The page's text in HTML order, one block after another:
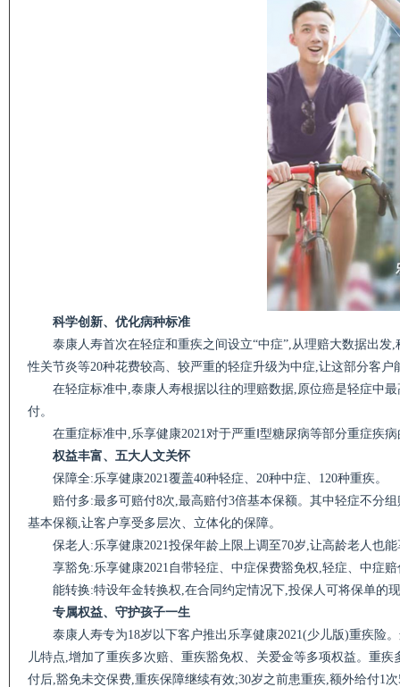
科学创新、优化病种标准
泰康人寿首次在轻症和重疾之间设立“中症”,从理赔大数据出
性关节炎等20种花费较高、较严重的轻症升级为中症,让这部分客户
在轻症标准中,泰康人寿根据以往的理赔数据,原位癌是轻症中
付。
在重症标准中,乐享健康2021对于严重Ⅰ型糖尿病等部分重症疾
权益丰富、五大人文关怀
保障全:乐享健康2021覆盖40种轻症、20种中症、120种重疾。
赔付多:最多可赔付8次,最高赔付3倍基本保额。其中轻症不分
基本保额,让客户享受多层次、立体化的保障。
保老人:乐享健康2021投保年龄上限上调至70岁,让高龄老人也
享豁免:乐享健康2021自带轻症、中症保费豁免权,轻症、中症
能转换:特设年金转换权,在合同约定情况下,投保人可将保单的
专属权益、守护孩子一生
泰康人寿专为18岁以下客户推出乐享健康2021(少儿版)重疾险
儿特点,增加了重疾多次赔、重疾豁免权、关爱金等多项权益。重
付后,豁免未交保费,重疾保障继续有效;30岁之前患重疾,额外给付1